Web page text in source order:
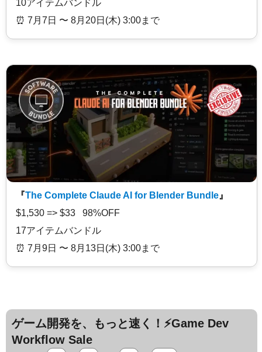
10アイテムバンドル
⏰️ 7月7日 〜 8月20日(木) 3:00まで
『The Complete Claude AI for Blender Bundle 』
$1,530 => $33 98%OFF
17アイテムバンドル
⏰️ 7月9日 〜 8月13日(木) 3:00まで
ゲーム開発を、もっと速く！⚡️Game Dev
Workflow Sale